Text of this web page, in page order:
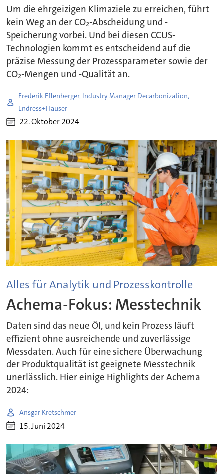
Um die ehrgeizigen Klimaziele zu erreichen, führt
kein Weg an der CO₂-Abscheidung und -
Speicherung vorbei. Und bei diesen CCUS-
Technologien kommt es entscheidend auf die
präzise Messung der Prozessparameter sowie der
CO₂-Mengen und -Qualität an.
Frederik Effenberger, Industry Manager Decarbonization,
Endress+Hauser
22. Oktober 2024
Alles für Analytik und Prozesskontrolle
Achema-Fokus: Messtechnik
Daten sind das neue Öl, und kein Prozess läuft
effizient ohne ausreichende und zuverlässige
Messdaten. Auch für eine sichere Überwachung
der Produktqualität ist geeignete Messtechnik
unerlässlich. Hier einige Highlights der Achema
2024:
Ansgar Kretschmer
15. Juni 2024